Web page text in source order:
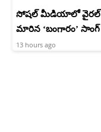
సోషల్ మీడియాలో వైరల్
మారిన ‘బంగారం’ సాంగ్
13 hours ago